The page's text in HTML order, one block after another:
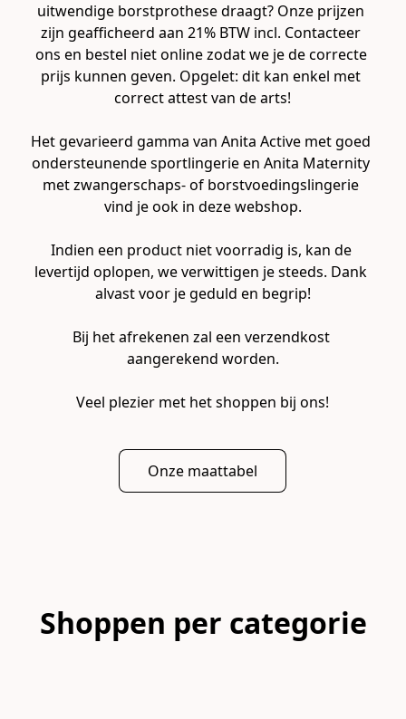
uitwendige borstprothese draagt? Onze prijzen
zijn geafficheerd aan 21% BTW incl. Contacteer
ons en bestel niet online zodat we je de correcte
prijs kunnen geven. Opgelet: dit kan enkel met
correct attest van de arts!
Het gevarieerd gamma van Anita Active met goed
ondersteunende sportlingerie en Anita Maternity
met zwangerschaps- of borstvoedingslingerie
vind je ook in deze webshop.
Indien een product niet voorradig is, kan de
levertijd oplopen, we verwittigen je steeds. Dank
alvast voor je geduld en begrip!
Bij het afrekenen zal een verzendkost
aangerekend worden.
Veel plezier met het shoppen bij ons!
Onze maattabel
Shoppen per categorie